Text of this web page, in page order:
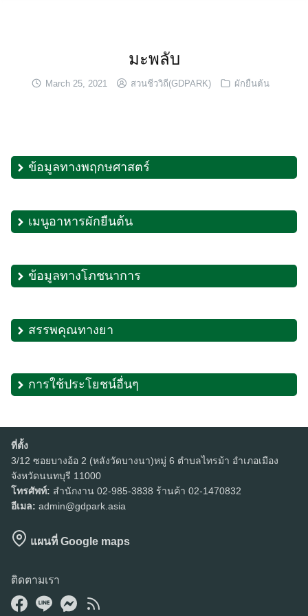
Search
มะพลับ
March 25, 2021 สวนชีววิถี(GDPARK) ผักยืนต้น
ข้อมูลทางพฤกษศาสตร์
เมนูอาหารผักยืนต้น
ข้อมูลทางโภชนาการ
สรรพคุณทางยา
การใช้ประโยชน์อื่นๆ
ที่ตั้ง
3/12 ซอยบางอ้อ 2 (หลังวัดบางนา)หมู่ 6 ตำบลไทรม้า อำเภอเมือง
จังหวัดนนทบุรี 11000
โทรศัพท์: สำนักงาน 02-985-3838 ร้านค้า 02-1470832
อีเมล: admin@gdpark.asia
แผนที่ Google maps
ติดตามเรา